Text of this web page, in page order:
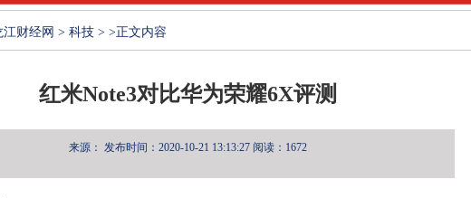
江财经网 > 科技 > >正文内容
红米Note3对比华为荣耀6X评测
来源： 发布时间：2020-10-21 13:13:27 阅读：1672